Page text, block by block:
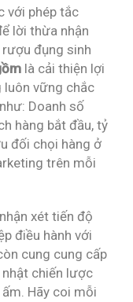
với phép tắc
lời thừa nhận
đụng sinh
là cải thiện lợi
luôn vững chắc
Doanh số
hàng bắt đầu, tỷ
đối chọi hàng ở
trên mỗi
xét tiến độ
điều hành với
cung cung cấp
chiến lược
Hãy coi mỗi